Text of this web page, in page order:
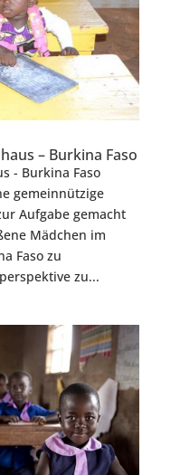
– Burkina Faso
- Burkina Faso
gemeinnützige
Aufgabe gemacht
Mädchen im
Faso zu
zu...